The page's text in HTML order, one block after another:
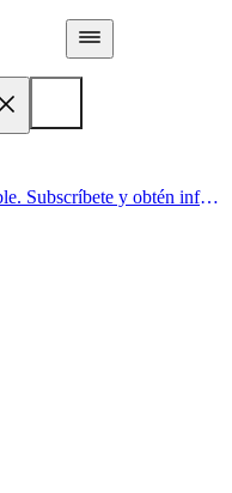
Acá comienza un estilo de vida saludable. Subscríbete y obtén información de primera mano